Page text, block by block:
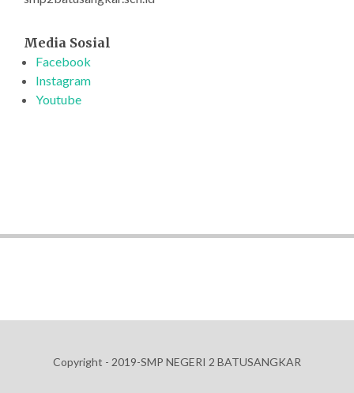
Media Sosial
Facebook
Instagram
Youtube
Copyright - 2019-SMP NEGERI 2 BATUSANGKAR